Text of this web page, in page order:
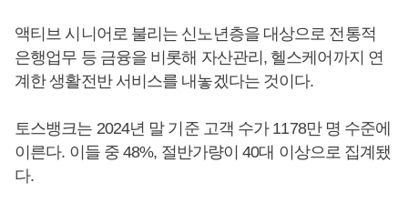
액티브 시니어로 불리는 신노년층을 대상으로 전통적
은행업무 등 금융을 비롯해 자산관리, 헬스케어까지 연
계한 생활전반 서비스를 내놓겠다는 것이다.
토스뱅크는 2024년 말 기준 고객 수가 1178만 명 수준에
이른다. 이들 중 48%, 절반가량이 40대 이상으로 집계됐
다.